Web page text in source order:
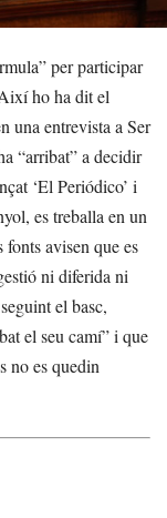
per participar
ho ha dit el
una entrevista a Ser
“arribat” a decidir
‘El Periódico’ i
es treballa en un
avisen que es
ni diferida ni
el basc,
el seu camí” i que
no es quedin